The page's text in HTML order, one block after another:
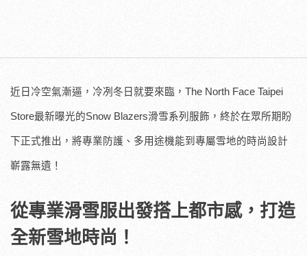
近日冷空氣漸逼，冷冽冬日就要來臨， The North Face Taipei
Store最新曝光的Snow Blazers滑雪系列服飾，終於在眾所期盼
下正式推出，將專業防護、多用途機能到專屬雪地的時尚設計
嶄露無遺！
從專業滑雪服出發搭上都市感，打造
全新雪地時尚！